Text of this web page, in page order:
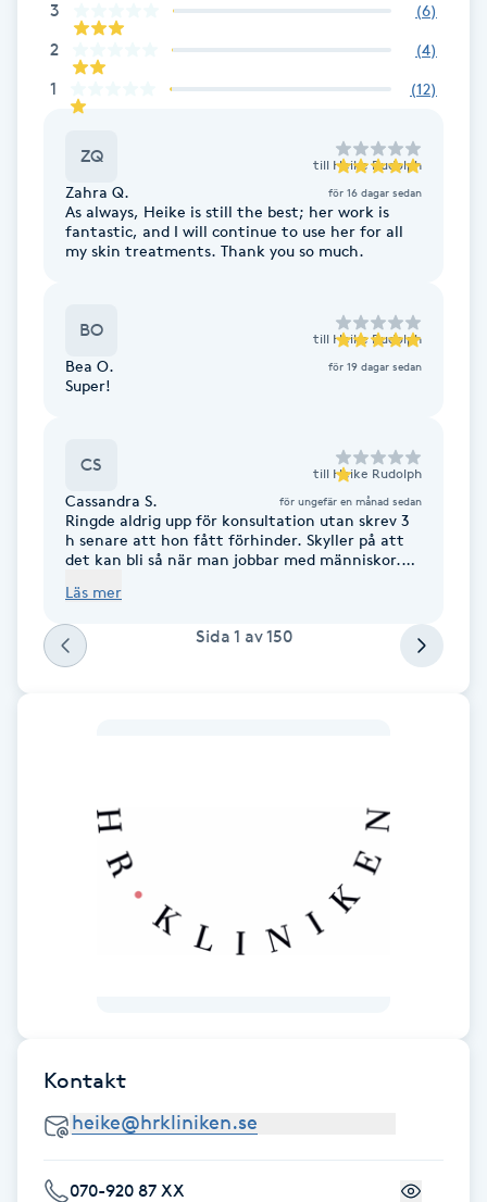
Fransk manikyr
Fransrengöring
Friskvård
Friskvårdsmassage
Funktionsanalys
Föning
Gel naglar
Gelenaglar
Gravidmassage
3 (6)
2 (4)
1 (12)
ZQ till Heike Rudolph
Zahra Q. för 16 dagar sedan
As always, Heike is still the best; her work is
fantastic, and I will continue to use her for all
my skin treatments. Thank you so much.
BO till Heike Rudolph
Bea O. för 19 dagar sedan
Super!
CS till Heike Rudolph
Cassandra S. för ungefär en månad sedan
Ringde aldrig upp för konsultation utan skrev 3
h senare att hon fått förhinder. Skyller på att
det kan bli så när man jobbar med människor.
Läs mer
Sida 1 av150
Kontakt
070-920 87 XX